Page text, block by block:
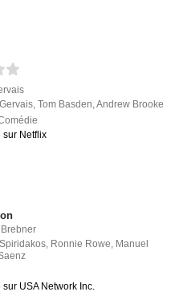
,Tom Basden ,Andrew Brooke
sur Netflix
, Ronnie Rowe, Manuel
USA Network Inc.